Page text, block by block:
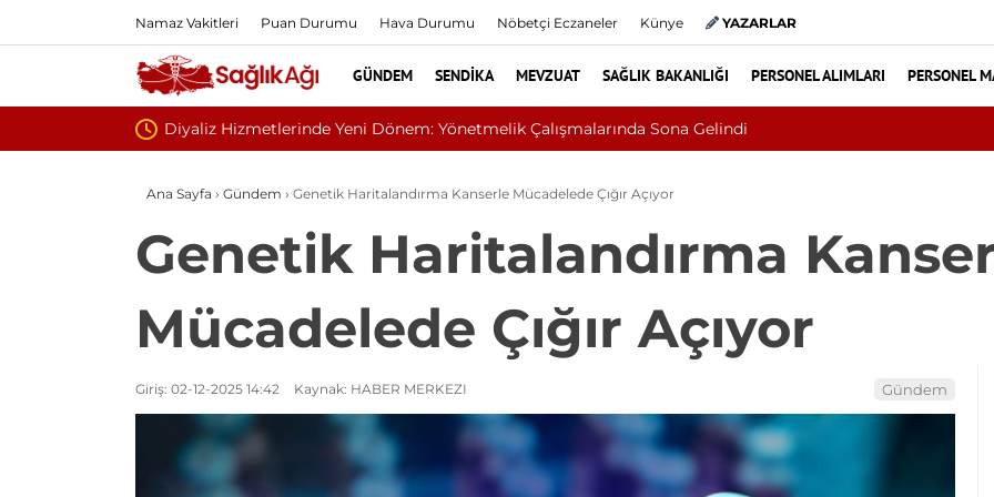
Namaz Vakitleri Puan Durumu Hava Durumu Nöbetçi Eczaneler Künye YAZARLAR
GÜNDEM SENDIKA MEVZUAT SAĞLIK BAKANLIĞI PERSONEL ALIMLARI PERSONEL
Sivilce Sandı, Cilt Kanseri Çıktı: Ameliyattan 60 Dikişle Uyandı
Ana Sayfa › Gündem › Genetik Haritalandırma Kanserle Mücadelede Çığır Açıyor
Genetik Haritalandırma
Mücadelede Çığır Açıyor
Giriş: 02-12-2025 14:42 Kaynak: HABER MERKEZI Gündem